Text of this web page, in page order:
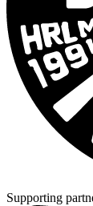
Supporting